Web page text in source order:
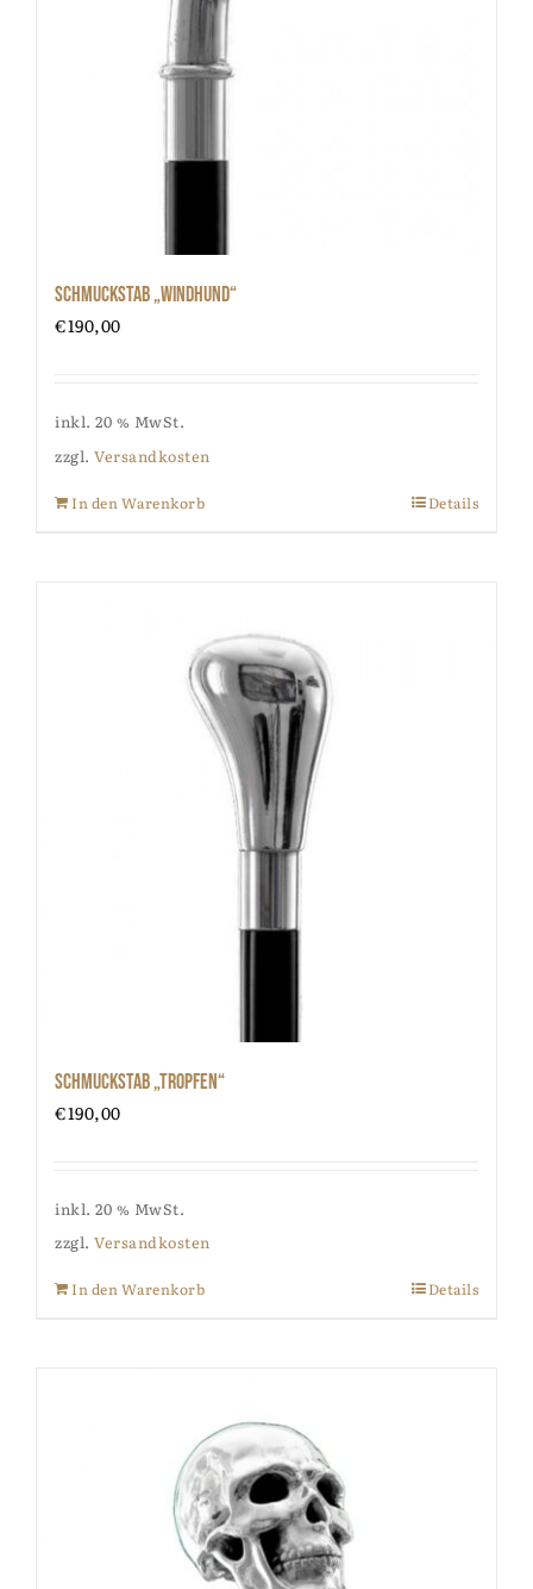
Schmuckstab „Windhund“
€190,00
inkl. 20 % MwSt.
zzgl. Versandkosten
In den Warenkorb Details
Schmuckstab „Tropfen“
€190,00
inkl. 20 % MwSt.
zzgl. Versandkosten
In den Warenkorb Details